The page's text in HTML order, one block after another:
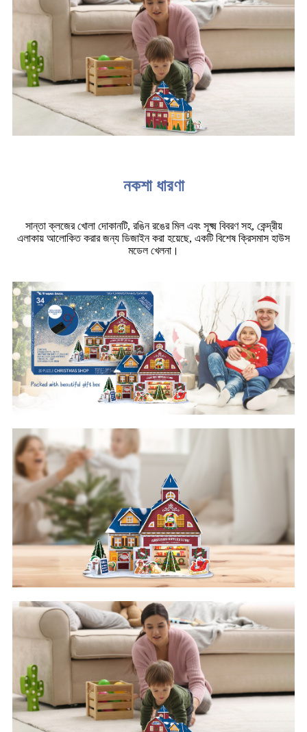
নকশা ধারণা
সান্তা ক্লজের খোলা দোকানটি, রঙিন রঙের মিল এবং সূক্ষ্ম বিবরণ সহ, কেন্দ্রীয়
এলাকায় আলোকিত করার জন্য ডিজাইন করা হয়েছে, একটি বিশেষ ক্রিসমাস হাউস
মডেল খেলনা।